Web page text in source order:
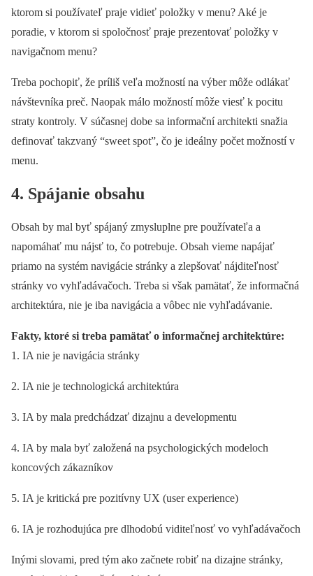
ktorom si používateľ praje vidieť položky v menu? Aké je
poradie, v ktorom si spoločnosť praje prezentovať položky v
navigačnom menu?
Treba pochopiť, že príliš veľa možností na výber môže odlákať
návštevníka preč. Naopak málo možností môže viesť k pocitu
straty kontroly. V súčasnej dobe sa informační architekti snažia
definovať takzvaný “sweet spot”, čo je ideálny počet možností v
menu.
4. Spájanie obsahu
Obsah by mal byť spájaný zmysluplne pre používateľa a
napomáhať mu nájsť to, čo potrebuje. Obsah vieme napájať
priamo na systém navigácie stránky a zlepšovať nájditeľnosť
stránky vo vyhľadávačoch. Treba si však pamätať, že informačná
architektúra, nie je iba navigácia a vôbec nie vyhľadávanie.
Fakty, ktoré si treba pamätať o informačnej architektúre:
1. IA nie je navigácia stránky
2. IA nie je technologická architektúra
3. IA by mala predchádzať dizajnu a developmentu
4. IA by mala byť založená na psychologických modeloch
koncových zákazníkov
5. IA je kritická pre pozitívny UX (user experience)
6. IA je rozhodujúca pre dlhodobú viditeľnosť vo vyhľadávačoch
Inými slovami, pred tým ako začnete robiť na dizajne stránky,